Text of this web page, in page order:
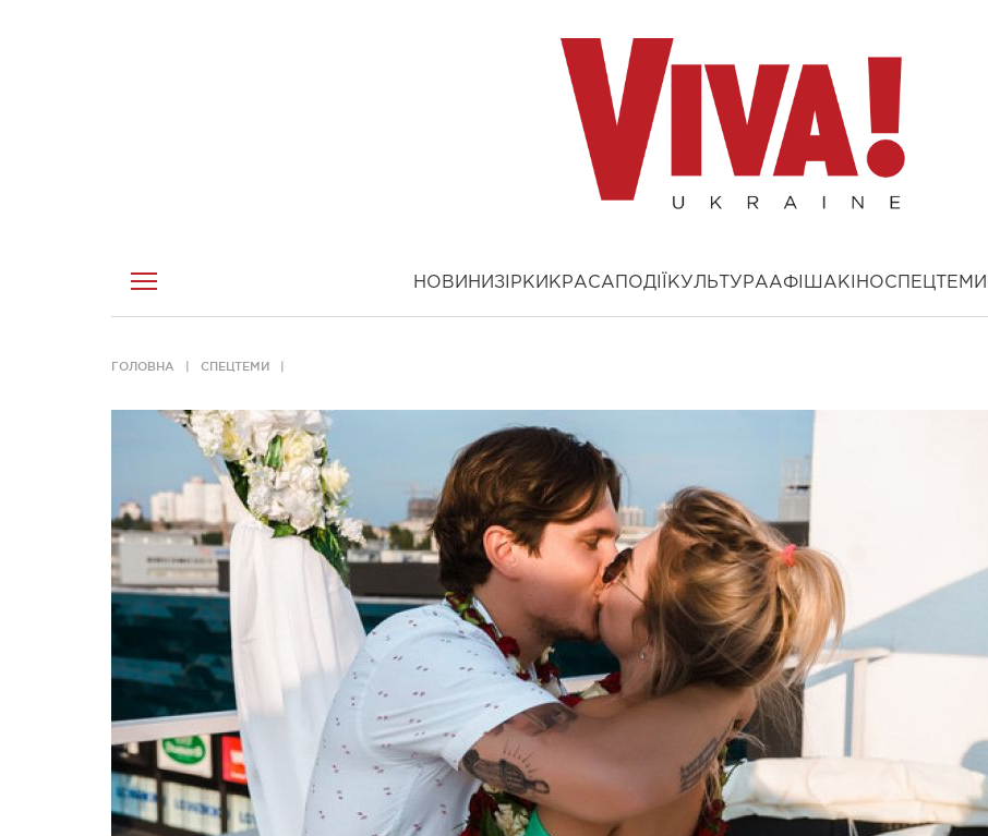
НОВИНИ ЗІРКИ КРАСА ПОДІЇ КУЛЬТУРААФІША КІНОСПЕЦТЕМИ
ГОЛОВНА СПЕЦТЕМИ